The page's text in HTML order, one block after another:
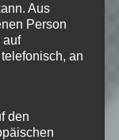
Aus
Person
auf
an
den